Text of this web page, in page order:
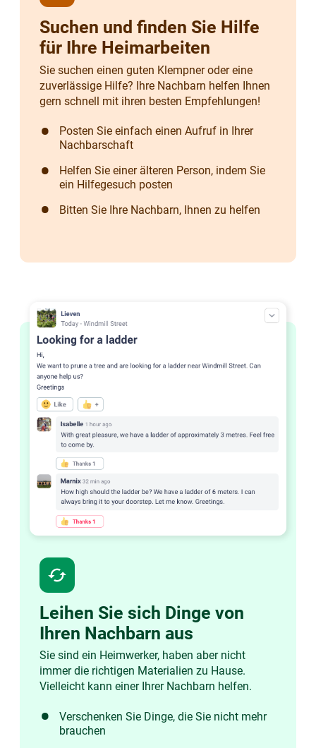
Suchen und finden Sie Hilfe
für Ihre Heimarbeiten
Sie suchen einen guten Klempner oder eine
zuverlässige Hilfe? Ihre Nachbarn helfen Ihnen
gern schnell mit ihren besten Empfehlungen!
Posten Sie einfach einen Aufruf in Ihrer
Nachbarschaft
Helfen Sie einer älteren Person, indem Sie
ein Hilfegesuch posten
Bitten Sie Ihre Nachbarn, Ihnen zu helfen
cached
Leihen Sie sich Dinge von
Ihren Nachbarn aus
Sie sind ein Heimwerker, haben aber nicht
immer die richtigen Materialien zu Hause.
Vielleicht kann einer Ihrer Nachbarn helfen.
Verschenken Sie Dinge, die Sie nicht mehr
brauchen